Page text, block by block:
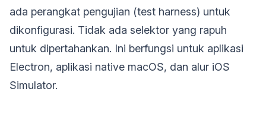
ada perangkat pengujian (test harness) untuk
dikonfigurasi. Tidak ada selektor yang rapuh
untuk dipertahankan. Ini berfungsi untuk aplikasi
Electron, aplikasi native macOS, dan alur iOS
Simulator.